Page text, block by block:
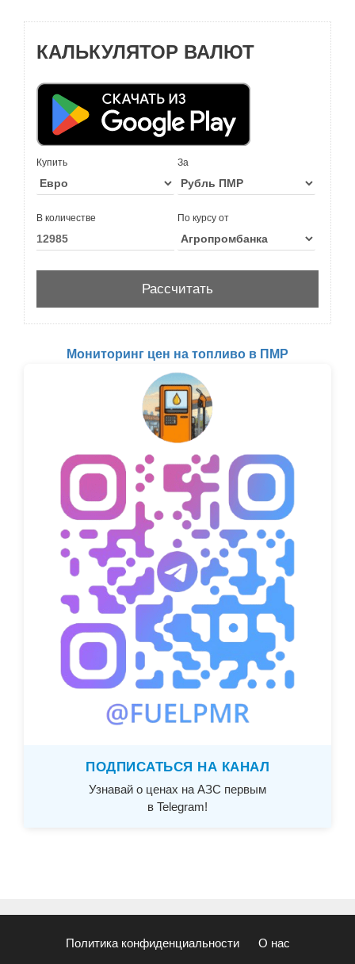
КАЛЬКУЛЯТОР ВАЛЮТ
Купить За
В количестве По курсу от
Мониторинг цен на топливо в ПМР
ПОДПИСАТЬСЯ НА КАНАЛ
Узнавай о ценах на АЗС первым
в Telegram!
Политика конфиденциальности О нас